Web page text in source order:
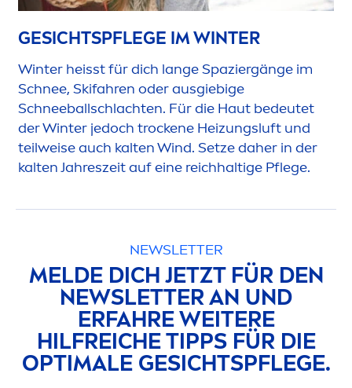
GESICHTSPFLEGE IM WINTER
Winter heisst für dich lange Spaziergänge im
Schnee, Skifahren oder ausgiebige
Schneeballschlachten. Für die Haut bedeutet
der Winter jedoch trockene Heizungsluft und
teilweise auch kalten Wind. Setze daher in der
kalten Jahreszeit auf eine reichhaltige Pflege.
NEWSLETTER
MELDE DICH JETZT FÜR DEN
NEWSLETTER AN UND
ERFAHRE WEITERE
HILFREICHE TIPPS FÜR DIE
OPTIMALE GESICHTSPFLEGE.